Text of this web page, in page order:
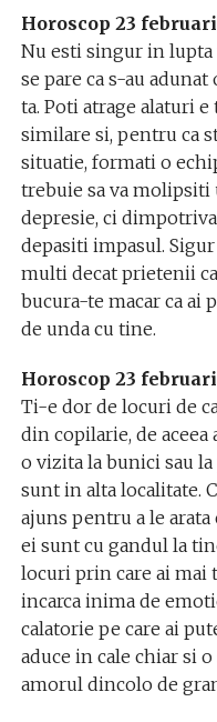
Horoscop 23
Nu esti singur in lupta
se pare ca s-au
ta. Poti atrage alaturi
similare si, pentru ca
situatie, formati o
trebuie sa va molipsiti
depresie, ci
depasiti impasul.
multi decat prietenii
bucura-te macar ca ai
de unda cu tine.
Horoscop 23
Ti-e dor de locuri de
din copilarie, de
o vizita la bunici sau
sunt in alta localitate.
ajuns pentru a le arata
ei sunt cu gandul la
locuri prin care ai mai
incarca inima de
calatorie pe care ai
aduce in cale chiar si
amorul dincolo de